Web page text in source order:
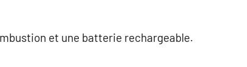
et une batterie rechargeable.